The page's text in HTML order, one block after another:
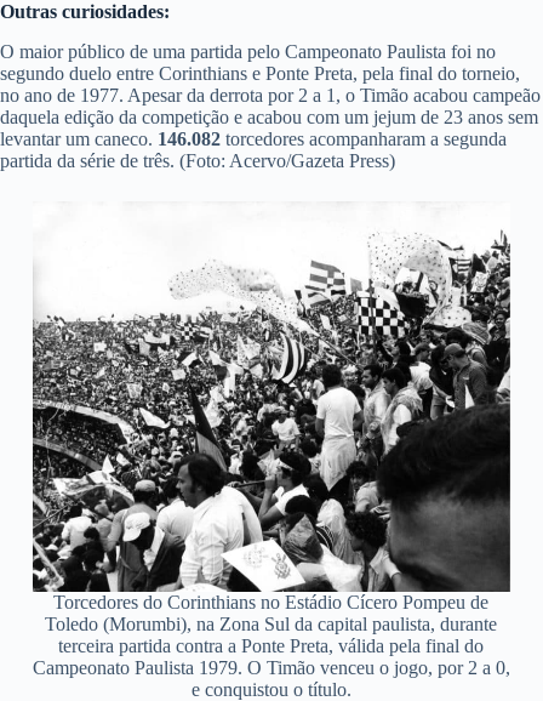
Outras curiosidades:
O maior público de uma partida pelo Campeonato Paulista foi no
segundo duelo entre Corinthians e Ponte Preta, pela final do torneio,
no ano de 1977. Apesar da derrota por 2 a 1, o Timão acabou campeão
daquela edição da competição e acabou com um jejum de 23 anos sem
levantar um caneco. 146.082 torcedores acompanharam a segunda
partida da série de três. (Foto: Acervo/Gazeta Press)
Torcedores do Corinthians no Estádio Cícero Pompeu de
Toledo (Morumbi), na Zona Sul da capital paulista, durante
terceira partida contra a Ponte Preta, válida pela final do
Campeonato Paulista 1979. O Timão venceu o jogo, por 2 a 0,
e conquistou o título.